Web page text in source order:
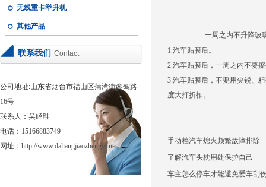
无线重卡举升机
其他产品
联系我们 Contact
公司地址:山东省烟台市福山区蒲湾街銮驾路
16号
联系人：吴经理
电话：15166883749
网址： http://www.daliangjiaozhengyi.net
一周之内不升降玻
1.汽车贴膜后。
2.汽车贴膜后，一周之内不要
3.汽车贴膜后，不要用尖锐、
度大打折扣。
手动档汽车熄火频繁故障排除
了解汽车头枕用处保护自己
车主怎么停车才能避免爱车刮